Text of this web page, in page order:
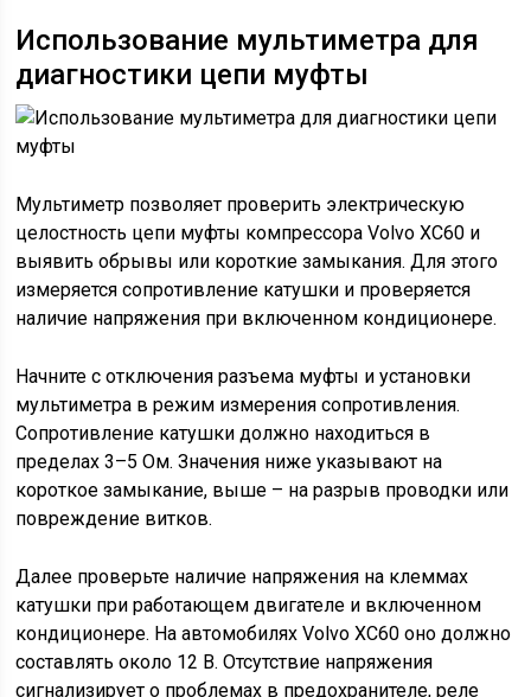
Использование мультиметра для
диагностики цепи муфты
Мультиметр позволяет проверить электрическую
целостность цепи муфты компрессора Volvo XC60 и
выявить обрывы или короткие замыкания. Для этого
измеряется сопротивление катушки и проверяется
наличие напряжения при включенном кондиционере.
Начните с отключения разъема муфты и установки
мультиметра в режим измерения сопротивления.
Сопротивление катушки должно находиться в
пределах 3–5 Ом. Значения ниже указывают на
короткое замыкание, выше – на разрыв проводки или
повреждение витков.
Далее проверьте наличие напряжения на клеммах
катушки при работающем двигателе и включенном
кондиционере. На автомобилях Volvo XC60 оно должно
составлять около 12 В. Отсутствие напряжения
сигнализирует о проблемах в предохранителе, реле